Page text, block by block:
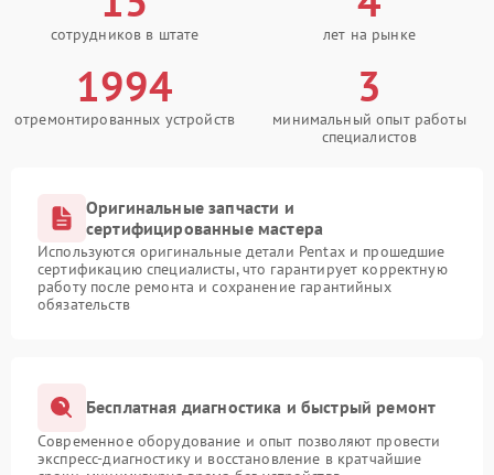
сотрудников в штате лет на рынке
1994
отремонтированных устройств
3
минимальный опыт работы
специалистов
Оригинальные запчасти и
сертифицированные мастера
Используются оригинальные детали Pentax и прошедшие
сертификацию специалисты, что гарантирует корректную
работу после ремонта и сохранение гарантийных
обязательств
Бесплатная диагностика и быстрый ремонт
Современное оборудование и опыт позволяют провести
экспресс-диагностику и восстановление в кратчайшие